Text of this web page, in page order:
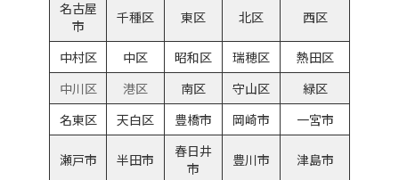
名古屋
市
千種区 東区 北区 西区
中村区 中区 昭和区 瑞穂区 熱田区
中川区 港区 南区 守山区 緑区
名東区 天白区 豊橋市 岡崎市 一宮市
瀬戸市 半田市
春日井
市
豊川市 津島市